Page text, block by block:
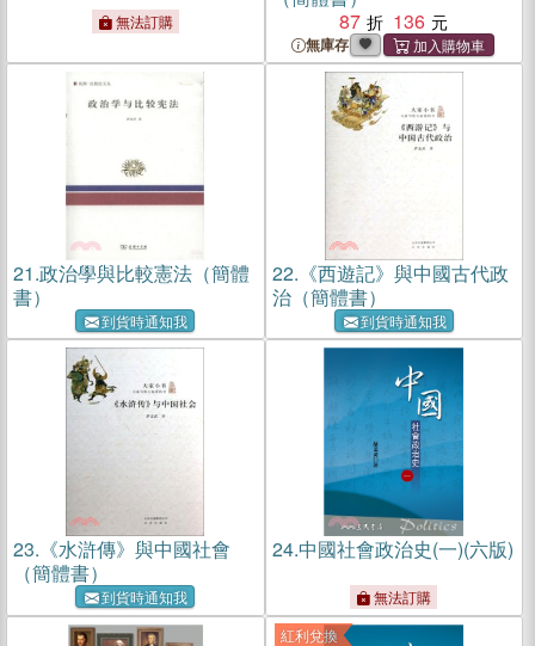
無法訂購
87
136
無庫存
21.政治學與比較憲法（簡體
書）
到貨時通知我
22. 《西遊記》與中國古代政
治（簡體書）
到貨時通知我
23. 《水滸傳》與中國社會
（簡體書）
到貨時通知我
24.中國社會政治史(一)(六版)
無法訂購
紅利兌換